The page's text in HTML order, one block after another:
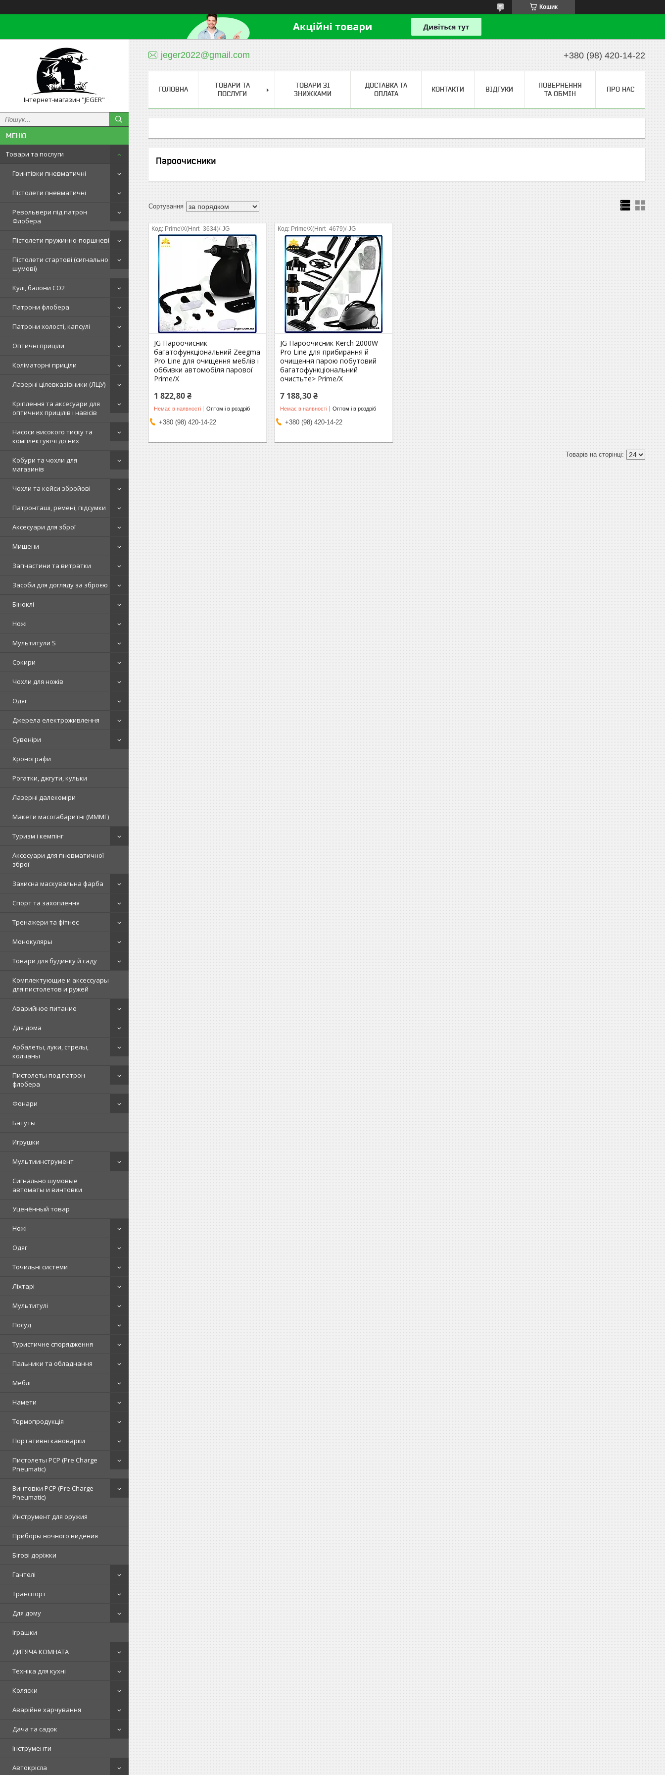
Кошик
Інтернет-магазин "JEGER"
Товари та послуги
Гвинтівки пневматичні
Пістолети пневматичні
Револьвери під патрон
Флобера
Пістолети пружинно-поршневі
Пістолети стартові (сигнально
шумові)
Кулі, балони СО2
Патрони флобера
Патрони холості, капсулі
Оптичні приціли
Коліматорні приціли
Лазерні цілевказівники (ЛЦУ)
Кріплення та аксесуари для
оптичних прицілів і навісів
Насоси високого тиску та
комплектуючі до них
Кобури та чохли для
магазинів
Чохли та кейси збройові
Патронташі, ремені, підсумки
Аксесуари для зброї
Мишени
Запчастини та витратки
Засоби для догляду за зброєю
Біноклі
Ножі
Мультитули S
Сокири
Чохли для ножів
Одяг
Джерела електроживлення
Сувеніри
Хронографи
Рогатки, джгути, кульки
Лазерні далекоміри
Макети масогабаритні (МММГ)
Туризм і кемпінг
Аксесуари для пневматичної
зброї
Захисна маскувальна фарба
Спорт та захоплення
Тренажери та фітнес
Монокуляры
Товари для будинку й саду
Комплектующие и аксессуары
для пистолетов и ружей
Аварийное питание
Для дома
Арбалеты, луки, стрелы,
колчаны
Пистолеты под патрон
флобера
Фонари
Батуты
Игрушки
Мультиинструмент
Сигнально шумовые
автоматы и винтовки
Уценённый товар
Ножі
Одяг
Точильні системи
Ліхтарі
Мультитулі
Посуд
Туристичне спорядження
Пальники та обладнання
Меблі
Намети
Термопродукція
Портативні кавоварки
Пистолеты PCP (Pre Charge
Pneumatic)
Винтовки PCP (Pre Charge
Pneumatic)
Инструмент для оружия
Приборы ночного видения
Бігові доріжки
Гантелі
Транспорт
Для дому
Іграшки
ДИТЯЧА КОМНАТА
Техніка для кухні
Коляски
Аварійне харчування
Дача та садок
Інструменти
Автокрісла
jeger2022@gmail.com +380 (98) 420-14-22
ГОЛОВНА
ТОВАРИ ТА
ПОСЛУГИ
ТОВАРИ ЗІ
ЗНИЖКАМИ
ДОСТАВКА ТА
ОПЛАТА
КОНТАКТИ ВІДГУКИ
ПОВЕРНЕННЯ
ТА ОБМІН
ПРО НАС
Пароочисники
Prime\X(Hnrt_3634)/-JG
JG Пароочисник
багатофункціональний Zeegma
Pro Line для очищення меблів і
оббивки автомобіля парової
Prime/X
1 822,80 ₴
Немає в наявності Оптом і в роздріб
+380 (98) 420-14-22
Prime\X(Hnrt_4679)/-JG
JG Пароочисник Kerch 2000W
Pro Line для прибирання й
очищення парою побутовий
багатофункціональний
очистьте> Prime/X
7 188,30 ₴
Немає в наявності Оптом і в роздріб
+380 (98) 420-14-22